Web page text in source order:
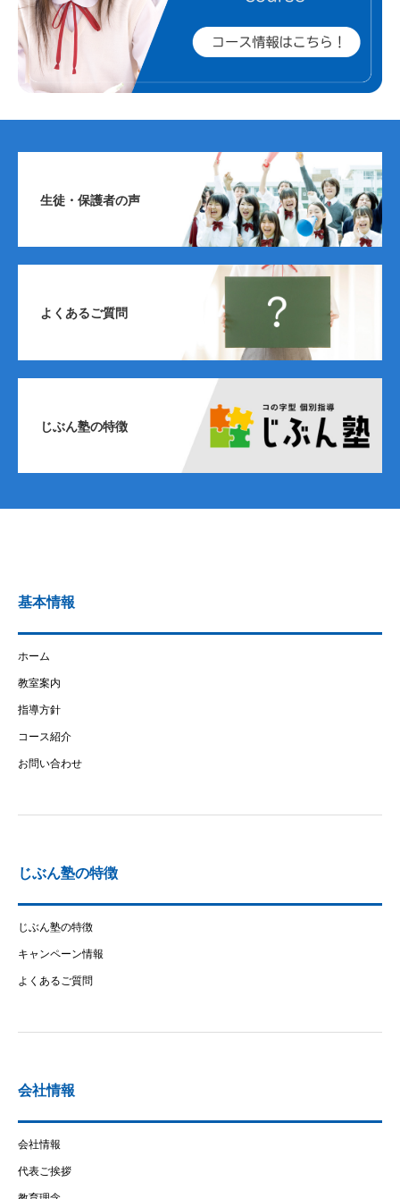
生徒・保護者の声
よくあるご質問
じぶん塾の特徴
基本情報
ホーム
教室案内
指導方針
コース紹介
お問い合わせ
じぶん塾の特徴
じぶん塾の特徴
キャンペーン情報
よくあるご質問
会社情報
会社情報
代表ご挨拶